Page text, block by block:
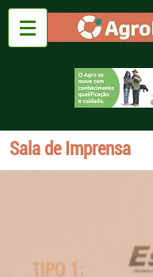
Sala de Imprensa